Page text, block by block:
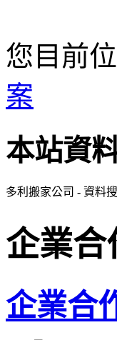
您目前位
案
本站資
多利搬家公司 - 資料
企業合
企業合